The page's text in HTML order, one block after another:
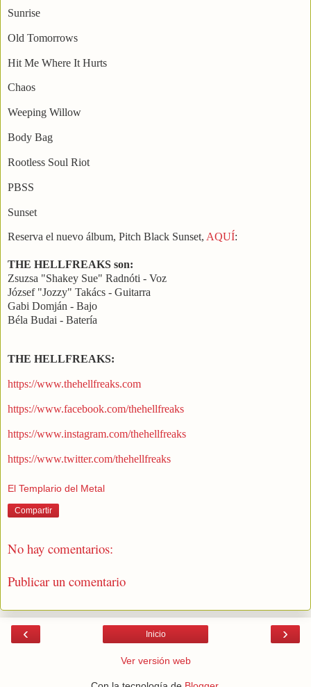
Sunrise
Old Tomorrows
Hit Me Where It Hurts
Chaos
Weeping Willow
Body Bag
Rootless Soul Riot
PBSS
Sunset
Reserva el nuevo álbum, Pitch Black Sunset, AQUÍ:
THE HELLFREAKS son:
Zsuzsa "Shakey Sue" Radnóti - Voz
József "Jozzy" Takács - Guitarra
Gabi Domján - Bajo
Béla Budai - Batería
THE HELLFREAKS:
https://www.thehellfreaks.com
https://www.facebook.com/thehellfreaks
https://www.instagram.com/thehellfreaks
https://www.twitter.com/thehellfreaks
El Templario del Metal
Compartir
No hay comentarios:
Publicar un comentario
‹ ›
Inicio
Ver versión web